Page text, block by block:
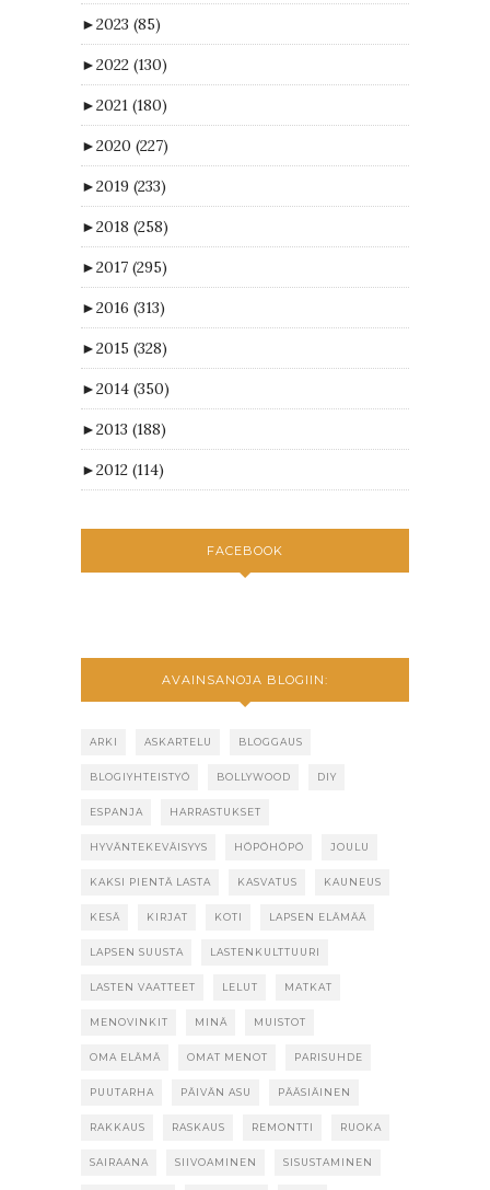
►2023 (85)
►2022 (130)
►2021 (180)
►2020 (227)
►2019 (233)
►2018 (258)
►2017 (295)
►2016 (313)
►2015 (328)
►2014 (350)
►2013 (188)
►2012 (114)
FACEBOOK
AVAINSANOJA BLOGIIN:
ARKI ASKARTELU BLOGGAUS
BLOGIYHTEISTYÖ BOLLYWOOD DIY
ESPANJA HARRASTUKSET
HYVÄNTEKEVÄISYYS HÖPÖHÖPÖ JOULU
KAKSI PIENTÄ LASTA KASVATUS KAUNEUS
KESÄ KIRJAT KOTI LAPSEN ELÄMÄÄ
LAPSEN SUUSTA LASTENKULTTUURI
LASTEN VAATTEET LELUT MATKAT
MENOVINKIT MINÄ MUISTOT
OMA ELÄMÄ OMAT MENOT PARISUHDE
PUUTARHA PÄIVÄN ASU PÄÄSIÄINEN
RAKKAUS RASKAUS REMONTTI RUOKA
SAIRAANA SIIVOAMINEN SISUSTAMINEN